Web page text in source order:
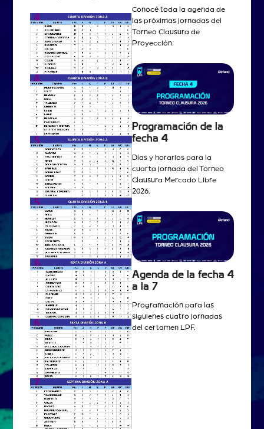
Conocé toda la agenda de
las próximas jornadas del
Torneo Clausura de
Proyección.
Programación de la
fecha 4
Días y horarios para la
cuarta jornada del Torneo
Clausura Mercado Libre
2026.
Agenda de la fecha 4
a la 7
Programación para las
siguienes cuatro jornadas
del certamen LPF.